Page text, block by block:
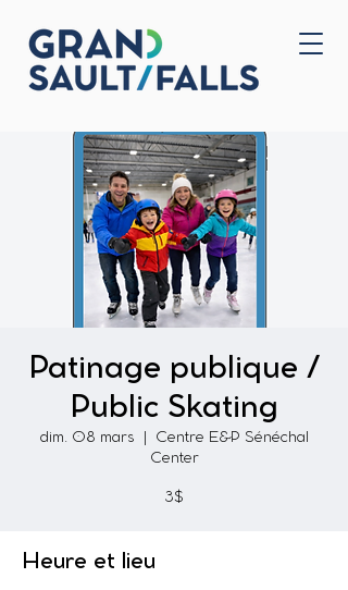
Accueil
Patinage publique /
Public Skating
dim. 08 mars
Centre E&P Sénéchal
Center
3$
Heure et lieu